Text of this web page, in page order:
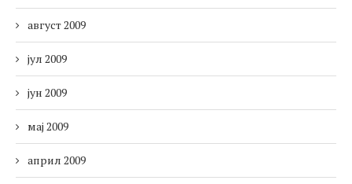
август 2009
јул 2009
јун 2009
мај 2009
април 2009